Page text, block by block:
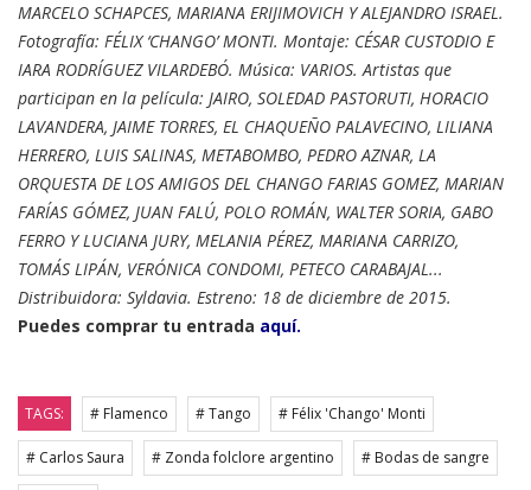
MARCELO SCHAPCES, MARIANA ERIJIMOVICH Y ALEJANDRO ISRAEL.
Fotografía: FÉLIX ‘CHANGO’ MONTI. Montaje: CÉSAR CUSTODIO E
IARA RODRÍGUEZ VILARDEBÓ. Música: VARIOS. Artistas que
participan en la película: JAIRO, SOLEDAD PASTORUTI, HORACIO
LAVANDERA, JAIME TORRES, EL CHAQUEÑO PALAVECINO, LILIANA
HERRERO, LUIS SALINAS, METABOMBO, PEDRO AZNAR, LA
ORQUESTA DE LOS AMIGOS DEL CHANGO FARIAS GOMEZ, MARIAN
FARÍAS GÓMEZ, JUAN FALÚ, POLO ROMÁN, WALTER SORIA, GABO
FERRO Y LUCIANA JURY, MELANIA PÉREZ, MARIANA CARRIZO,
TOMÁS LIPÁN, VERÓNICA CONDOMI, PETECO CARABAJAL...
Distribuidora: Syldavia. Estreno: 18 de diciembre de 2015.
Puedes comprar tu entrada aquí.
TAGS: # Flamenco # Tango # Félix 'Chango' Monti
# Carlos Saura # Zonda folclore argentino # Bodas de sangre